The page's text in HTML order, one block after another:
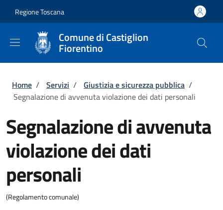
Regione Toscana
Comune di Castiglion
Fiorentino
Briciole di pane
Home / Servizi / Giustizia e sicurezza pubblica /
Segnalazione di avvenuta violazione dei dati personali
Segnalazione di avvenuta
violazione dei dati
personali
(Regolamento comunale)